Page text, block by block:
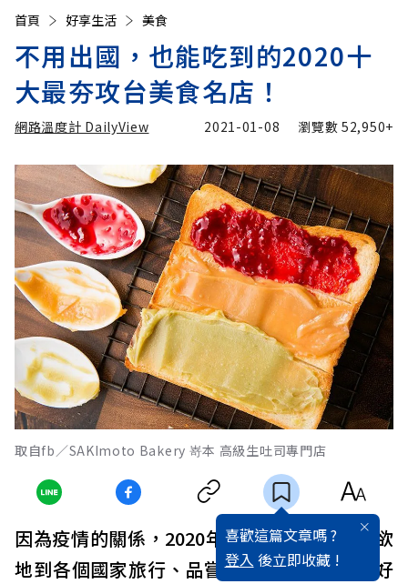
首頁 好享生活 美食
不用出國，也能吃到的2020十
大最夯攻台美食名店！
網路溫度計 DailyView 2021-01-08 瀏覽數52,950+
取自fb／SAKImoto Bakery 嵜本 高級生吐司專門店
喜歡這篇文章嗎 ?
登入 後立即收藏 !
因為疫情的關係，2020年大家都無法隨心所欲
地到各個國家旅行、品嘗美食，在旅途的美好